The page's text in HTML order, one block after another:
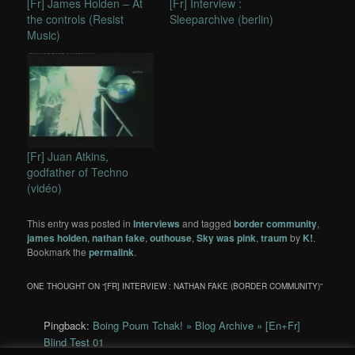
the controls (Resist
Music)
Sleeparchive (berlin)
[Fr] Juan Atkins,
godfather of Techno
(vidéo)
This entry was posted inInterviews and taggedborder community,
james holden,nathan fake,outhouse,Sky was pink,traum by K!.
Bookmark thepermalink.
ONE THOUGHT ON “[FR] INTERVIEW : NATHAN FAKE (BORDER COMMUNITY)”
Pingback: Boing Poum Tchak! » Blog Archive » [En+Fr]
Blind Test 01